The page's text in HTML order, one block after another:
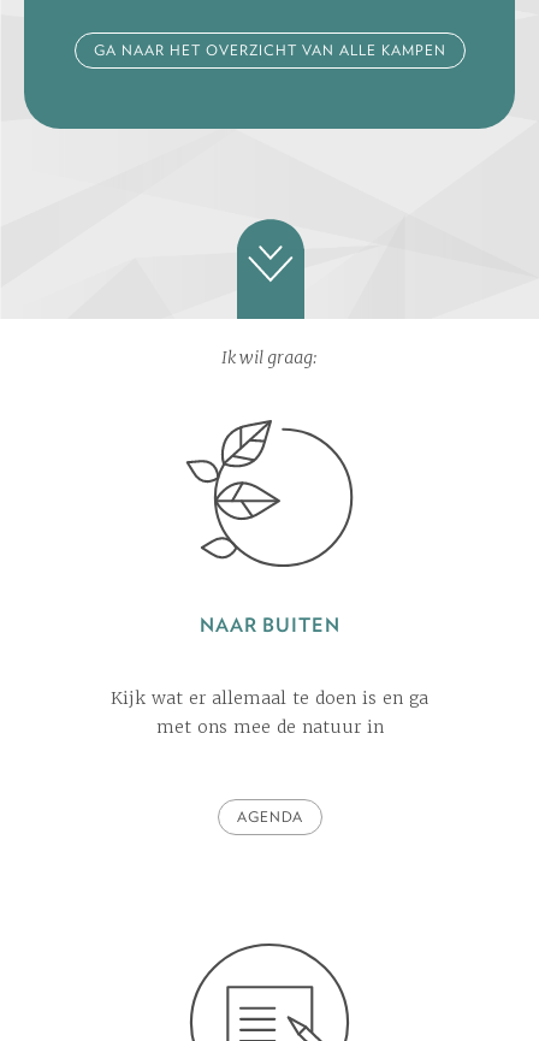
GA NAAR HET OVERZICHT VAN ALLE KAMPEN
Ik wil graag:
NAAR BUITEN
Kijk wat er allemaal te doen is en ga
met ons mee de natuur in
AGENDA